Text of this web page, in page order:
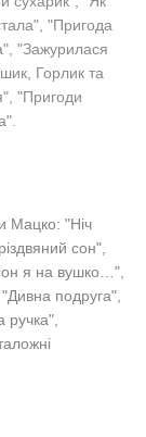
"Пригода
"Зажурилася
Горлик та
"Пригоди
Мацко: "Ніч
сон",
я на вушко…",
подруга",
ручка",